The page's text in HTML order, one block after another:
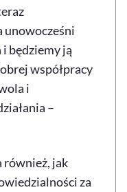
i będziemy ją
współpracy
i
–
również, jak
za